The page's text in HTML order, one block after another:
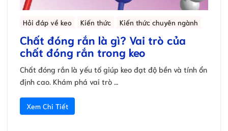
Hỏi đáp về keo Kiến thức Kiến thức chuyên ngành
Chất đóng rắn là gì? Vai trò của
chất đóng rắn trong keo
Chất đóng rắn là yếu tố giúp keo đạt độ bền và tính ổn
định cao. Khám phá vai trò …
Xem Chi Tiết